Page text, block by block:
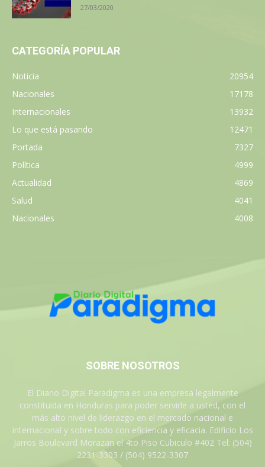
27/03/2020
CATEGORÍA POPULAR
Noticia
20954
Nacionales
17178
Internacionales
13932
Lo que está pasando
12471
Portada
7327
Política
4999
Actualidad
4869
Salud
4041
Nacionales
4008
SOBRE NOSOTROS
El Diario Digital Paradigma es una empresa legalmente
constituida en Honduras para poder servirle a usted, con el
más alto nivel de liderazgo en el mercado nacional e
internacional y sobre todo con eficiencia y eficacia. Edificio Los
Jarros Boulevard Morazan el 4to Piso Cubiculo #402 Tel: (504)
2231-3303 / (504) 9522-3307